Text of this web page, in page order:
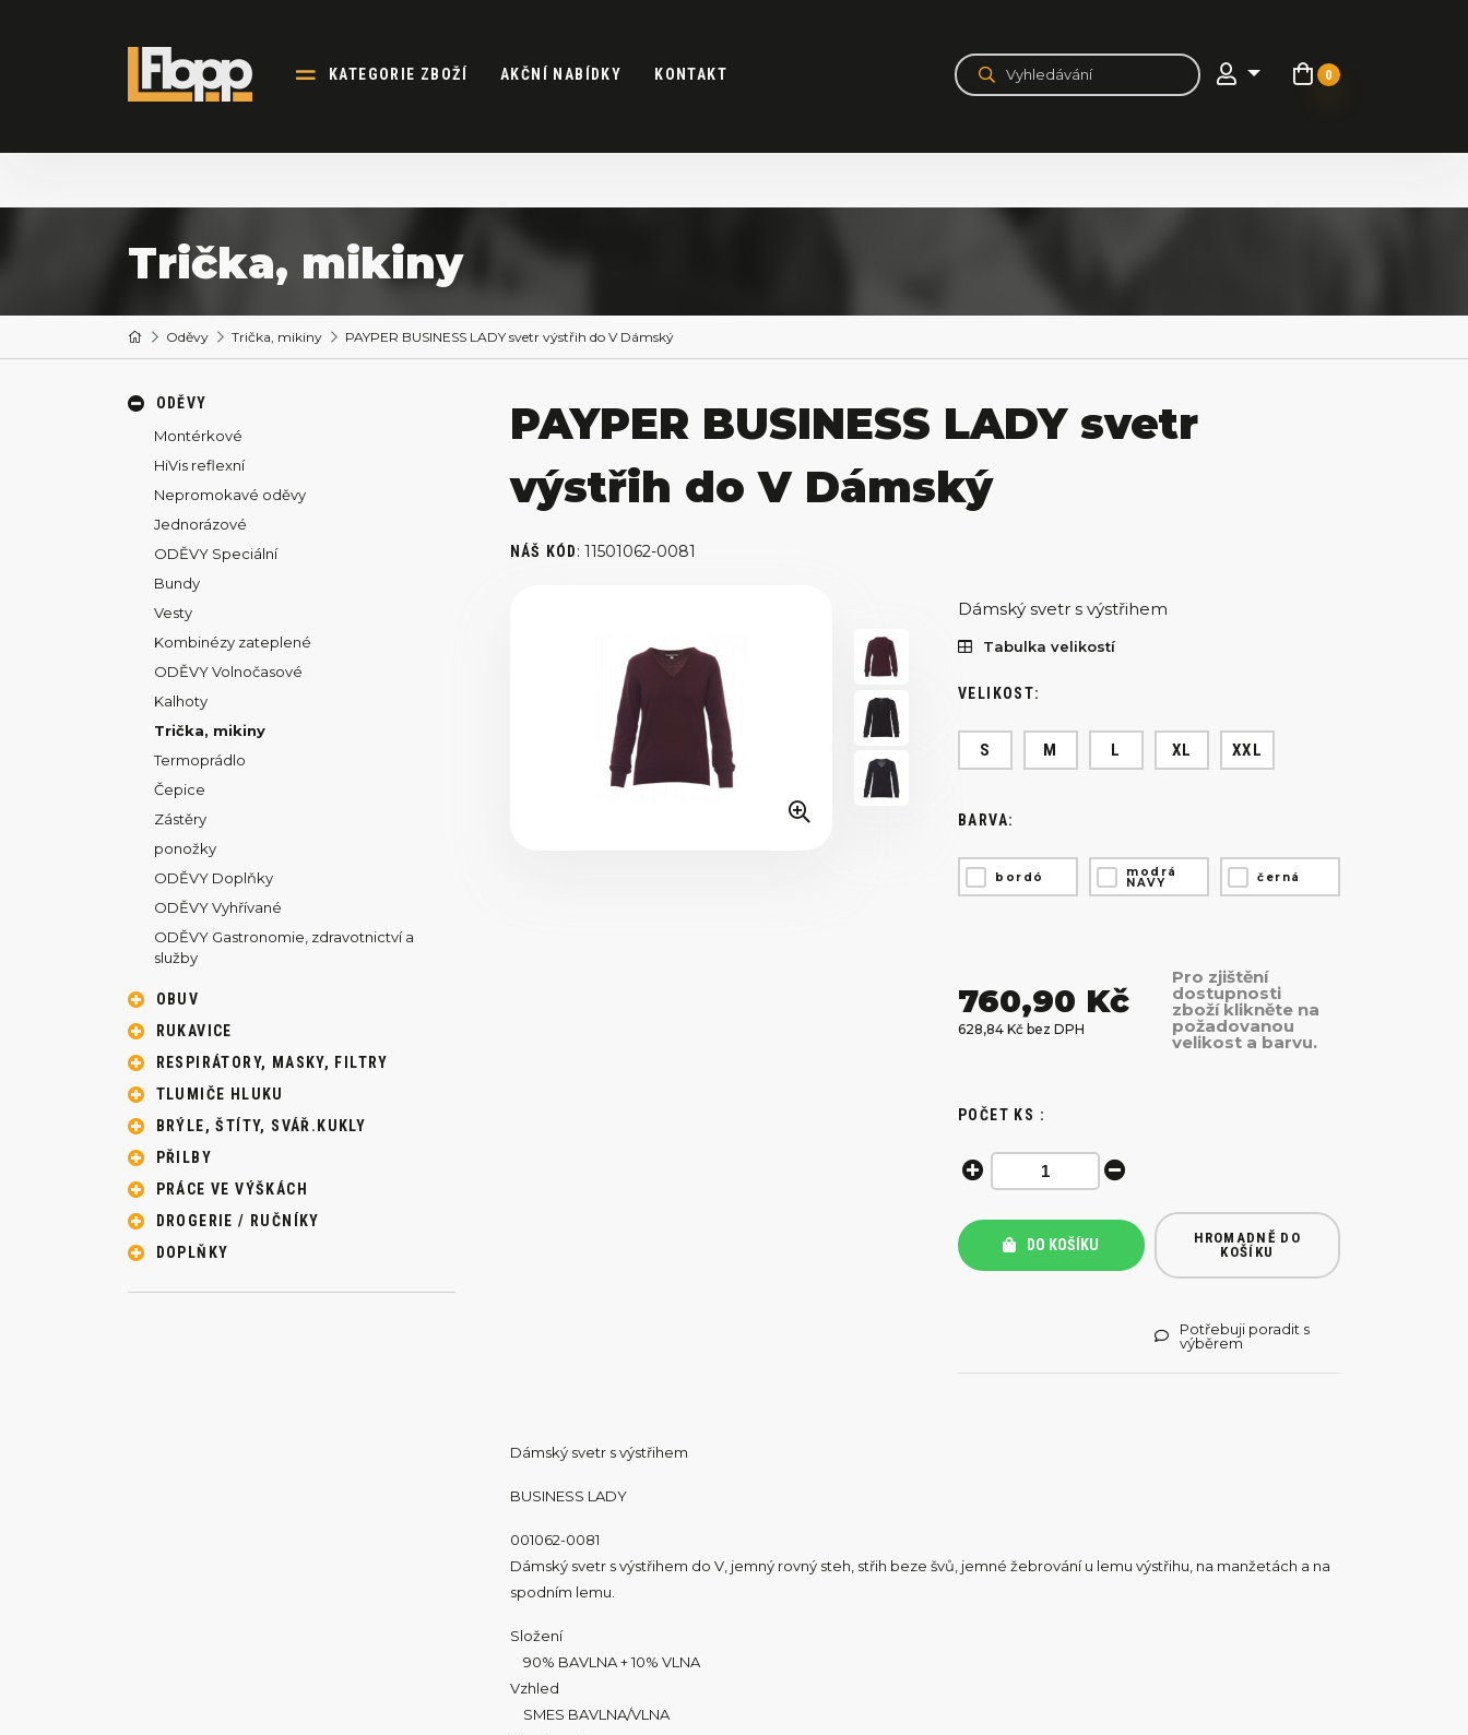
KATEGORIE ZBOŽÍ AKČNÍ NABÍDKY KONTAKT 0
Trička, mikiny
Oděvy Trička, mikiny PAYPER BUSINESS LADY svetr výstřih do V Dámský
ODĚVY
Montérkové
HiVis reflexní
Nepromokavé oděvy
Jednorázové
ODĚVY Speciální
Bundy
Vesty
Kombinézy zateplené
ODĚVY Volnočasové
Kalhoty
Trička, mikiny
Termoprádlo
Čepice
Zástěry
ponožky
ODĚVY Doplňky
ODĚVY Vyhřívané
ODĚVY Gastronomie, zdravotnictví a
služby
OBUV
RUKAVICE
RESPIRÁTORY, MASKY, FILTRY
TLUMIČE HLUKU
BRÝLE, ŠTÍTY, SVÁŘ.KUKLY
PŘILBY
PRÁCE VE VÝŠKÁCH
DROGERIE / RUČNÍKY
DOPLŇKY
PAYPER BUSINESS LADY svetr
výstřih do V Dámský
NÁŠ KÓD:11501062-0081
Dámský svetr s výstřihem
Tabulka velikostí
VELIKOST:
S M L XL XXL
BARVA:
bordó modrá
NAVY černá
760,90 Kč
628,84 Kč bez DPH
Pro zjištění
dostupnosti
zboží klikněte na
požadovanou
velikost a barvu.
POČET KS :
DO KOŠÍKU
HROMADNĚ DO
KOŠÍKU
Potřebuji poradit s
výběrem
Dámský svetr s výstřihem
BUSINESS LADY
001062-0081
Dámský svetr s výstřihem do V, jemný rovný steh, střih beze švů, jemné žebrování u lemu výstřihu, na manžetách a na
spodním lemu.
Složení
90% BAVLNA + 10% VLNA
Vzhled
SMES BAVLNA/VLNA